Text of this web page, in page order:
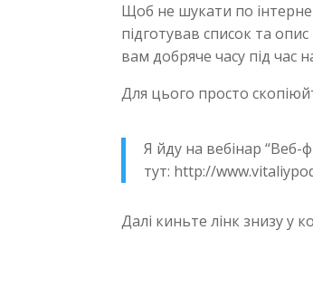
Щоб не шукати по
підготував список та
вам добряче часу під
Для цього просто
Я йду на вебінар “Веб-
тут: http://
Далі киньте лінк знизу у